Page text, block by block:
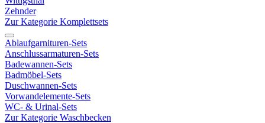
Zehnder
Zur Kategorie Komplettsets
Ablaufgarnituren-Sets
Anschlussarmaturen-Sets
Badewannen-Sets
Badmöbel-Sets
Duschwannen-Sets
Vorwandelemente-Sets
WC- & Urinal-Sets
Zur Kategorie Waschbecken